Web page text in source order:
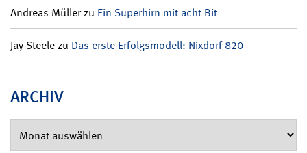
Andreas Müllerzu Ein Superhirn mit acht Bit
Jay Steelezu Das erste Erfolgsmodell: Nixdorf 820
ARCHIV